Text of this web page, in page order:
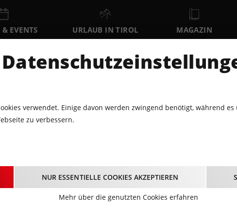
& EVENTS URLAUB IN TIROL MAGAZIN
FR SA SO 10
Live-Band! - in der
Innsbruck
verwendet. Einige davon werden zwingend benötigt, während
zu verbessern.
NUR ESSENTIELLE COOKIES AKZEPTIEREN
Mehr über die genutzten Cookies erfahren